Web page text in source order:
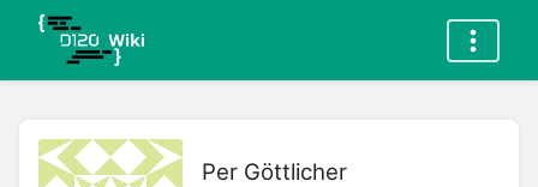
Per Göttlicher